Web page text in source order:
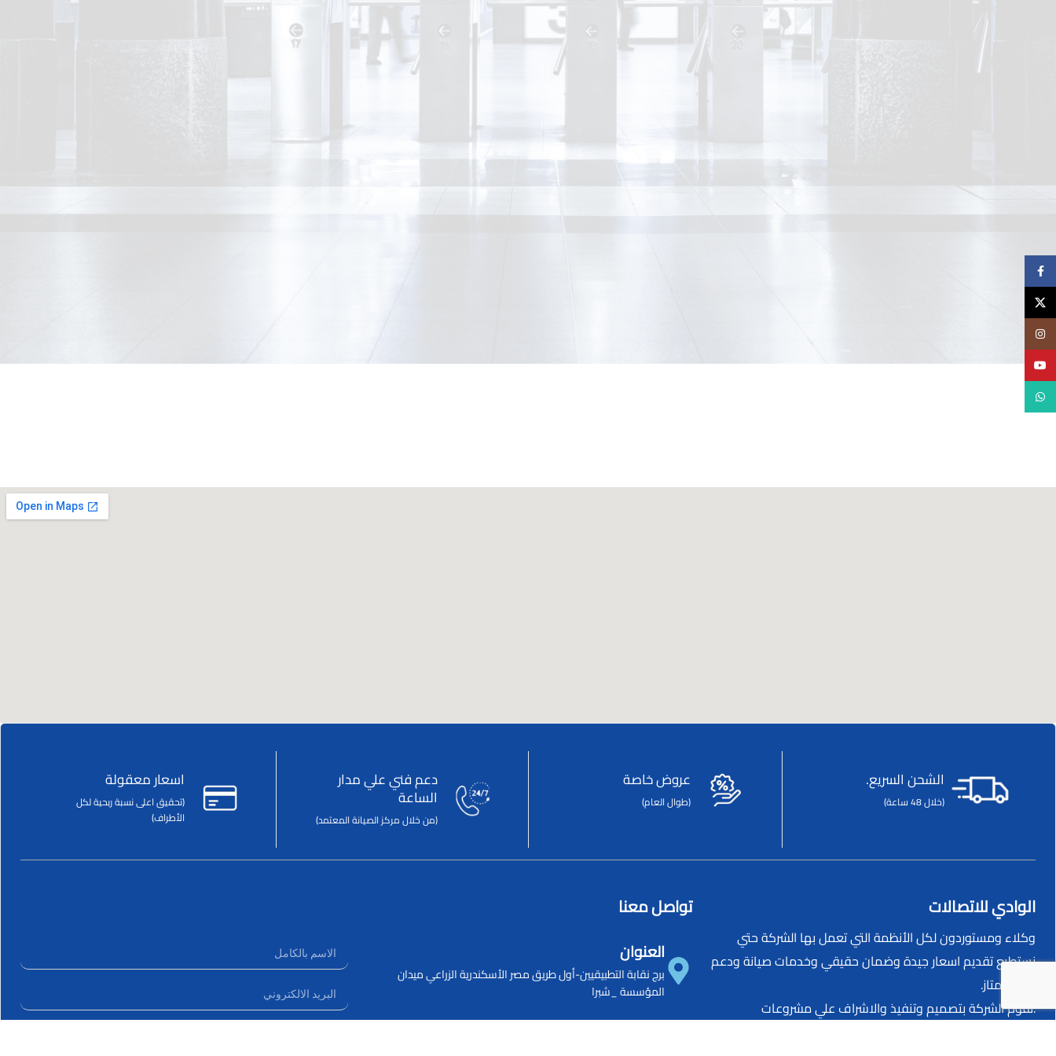
الشحن السريع.
(خلال 48 ساعة)
عروض خاصة
(طوال العام)
دعم فني علي مدار
الساعة
(من خلال مركز الصيانة المعتمد)
اسعار معقولة
(تحقيق اعلى نسبة ربحية لكل
الأطراف)
الوادي للاتصالات
وكلاء ومستوردون لكل الأنظمة التي تعمل بها الشركة حتي
نستطيع تقديم اسعار جيدة وضمان حقيقي وخدمات صيانة ودعم
فني ممتاز.
.تقوم الشركة بتصميم وتنفيذ والاشراف علي مشروعات
تواصل معنا
العنوان
برج نقابة التطبيقيين-أول طريق مصر الأسكندرية الزراعي ميدان
المؤسسة _شبرا
الهاتف
YouTube